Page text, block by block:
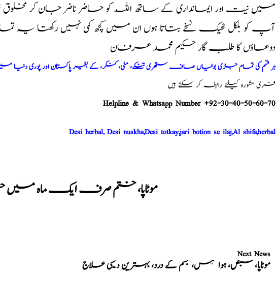
میں نیت اور ایمانداری کے ساتھ اللہ کو حاضر ناضر جان کر
آپ کو بلکل ٹھیک نسخے بتاتا ہوں ان میں کچھ کمی نہیں رکھتا یہ
دوعاؤں کا طلب گار حکیم محمد عرفان
ہر قسم کی تمام جڑی بوٹیاں صاف ستھری تنکے، مٹی، کنکر، کے بغیر پاکستان اور پوری دنیا
فری مشورہ کیلئے رابطہ کر سکتے ہیں
Helpline & Whatsapp Number +92-30-40-50-60-70
Desi herbal, Desi nuskha,Desi totkay,jari botion se ilaj,Al shifa,herbal
موٹاپا، ختم صرف ایک ماہ میں
Next News
موٹاپا، قبض، ہوا گیس، جسم کے درد، بہترین دیسی علاج